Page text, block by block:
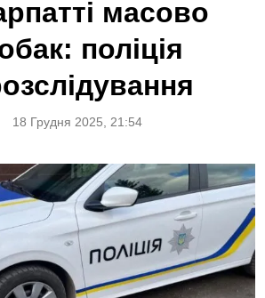
масово
поліція
18 Грудня 2025, 21:54